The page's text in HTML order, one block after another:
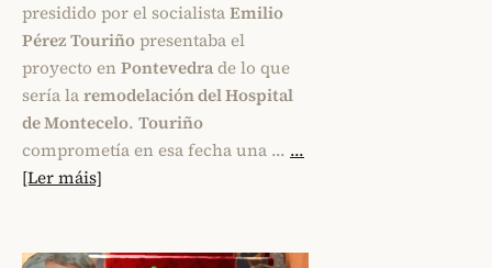
presidido por el socialistaEmilio
Pérez Touriñopresentaba el
proyecto enPontevedrade lo que
sería laremodelación del Hospital
de Montecelo. Touriño
comprometía en esa fecha una … ...
[Ler máis]